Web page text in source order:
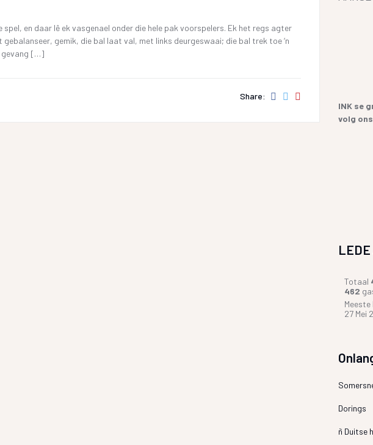
10 NOVEMBER 2018 – 3DE GALA AAND
KITAARDRUKKE
VERGETE HELDE UIT DIE GESKIEDENIS
KINDERLIEDJIES
IDIOME EN GESEGDES IN
‘N KOPKRAPPERY OOR
spel, en daar lê ek vasgenael onder die hele pak voorspelers. Ek het regs agter
gebalanseer, gemik, die bal laat val, met links deurgeswaai; die bal trek toe ‘n
gevang […]
Share:
INK se
volg
Totaal
462
27 Mei
Dorings
ñ Duitse